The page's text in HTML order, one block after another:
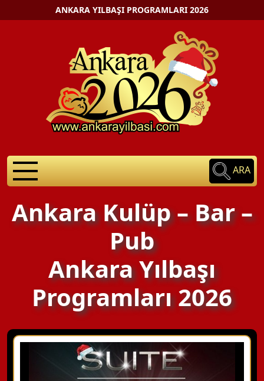
ANKARA YILBAŞI PROGRAMLARI 2026
ARA
Ankara Kulüp – Bar –
Pub
Ankara Yılbaşı
Programları 2026